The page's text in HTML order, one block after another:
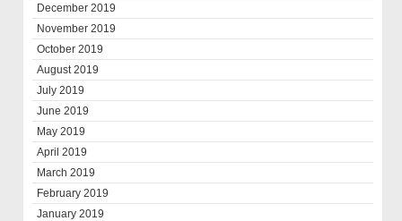
December 2019
November 2019
October 2019
August 2019
July 2019
June 2019
May 2019
April 2019
March 2019
February 2019
January 2019